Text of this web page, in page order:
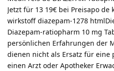
Jetzt für 13 19€ bei Preisapo
wirkstoff diazepam-1278
Diazepam-ratiopharm 10 mg
persönlichen Erfahrungen der
dienen nicht als Ersatz für
einen Arzt oder Apotheker